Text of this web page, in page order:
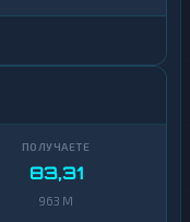
83,31
963 M